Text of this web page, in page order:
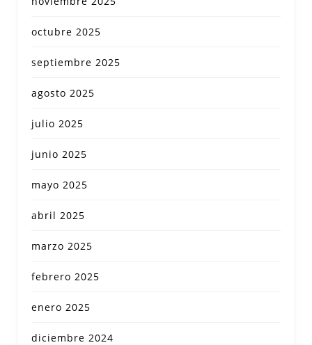
octubre 2025
septiembre 2025
agosto 2025
julio 2025
junio 2025
mayo 2025
abril 2025
marzo 2025
febrero 2025
enero 2025
diciembre 2024